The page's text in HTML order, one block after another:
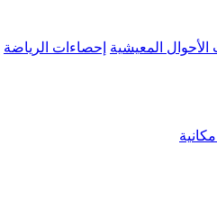
الأحوال المعيشية إحصاءات الرياضة